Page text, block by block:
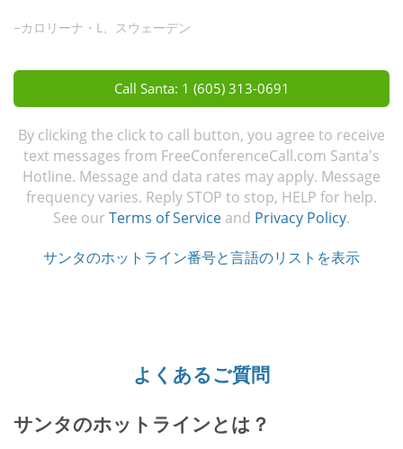
−カロリーナ・L、スウェーデン
Call Santa: 1 (605) 313-0691
By clicking the click to call button, you agree to receive
text messages from FreeConferenceCall.com Santa's
Hotline. Message and data rates may apply. Message
frequency varies. Reply STOP to stop, HELP for help.
See our Terms of Service and Privacy Policy.
サンタのホットライン番号と言語のリストを表示
よくあるご質問
サンタのホットラインとは？